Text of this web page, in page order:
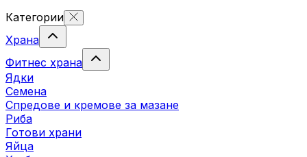
Категории
Храна
Фитнес храна
Ядки
Семена
Спредове и кремове за мазане
Риба
Готови храни
Яйца